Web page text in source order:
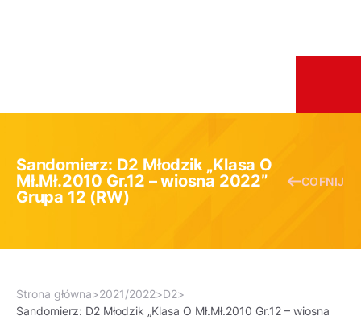
Sandomierz: D2 Młodzik „Klasa O
Mł.Mł.2010 Gr.12 – wiosna 2022”
Grupa 12 (RW)
COFNIJ
Strona główna>2021/2022>D2>
Sandomierz: D2 Młodzik „Klasa O Mł.Mł.2010 Gr.12 – wiosna